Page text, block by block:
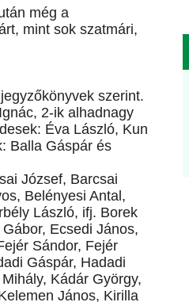
még a
mint sok szatmári,
szerint.
2-ik alhadnagy
Éva László, Kun
Balla Gáspár és
József, Barcsai
Belényesi Antal,
László, ifj. Borek
Ecsedi János,
Sándor, Fejér
Gáspár, Hadadi
Kádár György,
János, Kirilla